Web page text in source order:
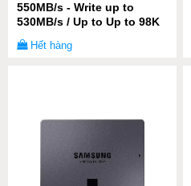
550MB/s - Write up to
530MB/s / Up to Up to 98K
MLC V-NAND 4 bit /
Hết hàng